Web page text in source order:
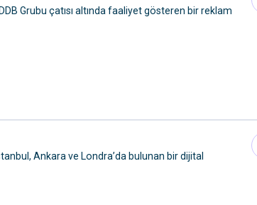
Grubu çatısı altında faaliyet gösteren bir reklam
Ankara ve Londra’da bulunan bir dijital